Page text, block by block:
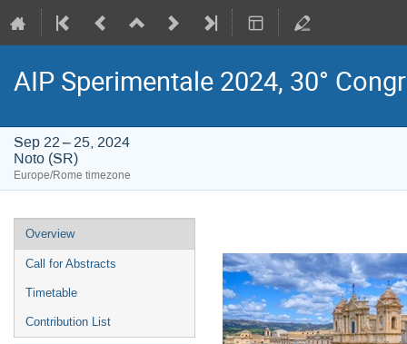
AIP Sperimentale 2024, 30°
Sep 22 – 25, 2024
Noto (SR)
Europe/Rome timezone
Event
menu
Overview
Call for Abstracts
Timetable
Contribution List